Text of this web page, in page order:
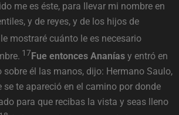
me es éste, para llevar mi nombre en
y de reyes, y de los hijos de
mostraré cuánto le es necesario
17 Fue entonces Ananías y entró en
sobre él las manos, dijo: Hermano Saulo,
se te apareció en el camino por donde
para que recibas la vista y seas lleno